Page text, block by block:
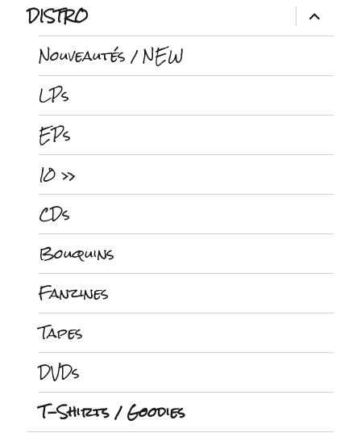
DISTRO
ouvrir
le
sous-
Nouveautés / NEW
LPs
EPs
10 »
CDs
Bouquins
Fanzines
Tapes
DVDs
T-Shirts / Goodies